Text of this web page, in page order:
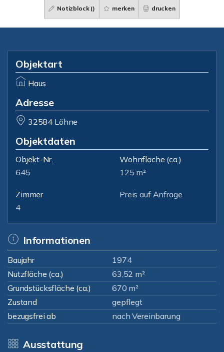
Notizblock () merken drucken
Objektart
Haus
Adresse
32584 Löhne
Objektdaten
Objekt-Nr.
645
Wohnfläche (ca.)
125 m²
Zimmer
4
Preis auf Anfrage
Informationen
Baujahr
1974
Nutzfläche (ca.)
63,52 m²
Grundstücksfläche (ca.)
670 m²
Zustand
gepflegt
bezugsfrei ab
nach Vereinbarung
Ausstattung